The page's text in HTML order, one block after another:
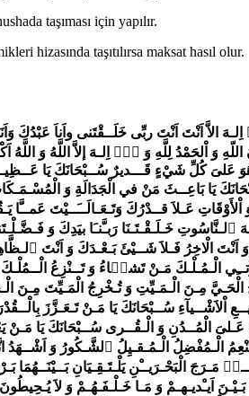
taşıması için yapılır.
hizasında taşıtılırsa maksat hasıl olur.
جَمِيعِ الْوَرى سُــبْحَانَكَ يَا مَـنْ تَرَدّى بِالْـوَقَارِ وَ الْكِـبْريـۤاءِ سُــبْحَانَكَ يَا مَالِـكَ جَمِيــعِ اْلاَشْــيآءِ سُــبْحَانَكَ يَا مَـنْ تَـعَـزَّزَ بِالْــقُدْرَةِ وَ الْعُـلى سُــبْحَانَـكَ يَا مَـنْ يَـعْـلَمُ مَـا في ٱلضَّـوَاحِي ٱلسَّــبْــعِ وَ الْحُـسْـنى وَ يَا مَـنْ يَـعْـلَـمُ مـَا يَـتَــلَـجْلَــجُ في ٱلصُّدُورِ وَ اْلاَحْـشآءِ سُــبْحَانَكَ يَا مَـنْ شَرَّفَ الْــعَرُوضَ عَـلىَ الْمُــدُنِ وَ الْـقُــرى سُــبْحَانَكَ يَا مَـنْ يَعْـلَمُ مـَا تَـحْتَ الْجَـبوُبِ وَ الـثَّــرى سُــبْحَانَكَ يَا مَـنْ تَـعَالى وَ لَـطُــفَ عَـنْ أَنْ يُـرى تَـبـَارَكْتَ رَبــَّنَا وَ تَـعَالَــيْتَ لاَ رَبَّ غَــيْـرُكَ وَ لاَ قَاهِـرَ سِـوَاكَ ٱللَّهُمَّ اَنْتَ الْمُـنْعِمُ الْـمُفْضِلُ الْـمُـقـيِلُ ٱلشَّـكُورُ وَ اَشْــهَدُ انَّكَ اَنْتَ اللَّهُ ٱلَّذى لاۤ اِلـهَ الاَّ اَنْتَ اَنْتَ رَبـّى وَ رَبُّ كُـلِّ شَـْئٍ فَاطِــرُ ٱلسَّـــمـوَاتِ وَ اْلاَرْضِ عَالِـمُ الْـغَــيْبِ وَ ٱلشَّــهَادَةِ الْـعَلِيُّ الْكَــبيرُ الْــمُتَعَالِ {طــسۤـمۤ طـــسۤ مَـرَجَ الْبَحْـرَيــْنِ يَلْـتَـقِـيَانِ بَــيْنَــهُمَا بَـرْزَخٌ لاَ يَــبْغِــيَانِ} اللَّهُ لاۤ اِلـهَ اِلاَّ هُـوَ الْـحَىُّ الْقَــيُّومُ لاَ تَـاْخُذُهُ سِـنَـةٌ وَ لاَ نَـوْمٌ لَهُ مَـا في ٱلسَّـمـوَاتِ وَ مَـا في اْلاَرْضِ مَـنْ ذَا ٱلَّذى يَشْــفَــعُ عِـنْـدَهُ الاَّ بِاِذْنِـه يَـعْـلَمُ مَا بَـيْـنَ اَيـْديـهِـمْ وَ مَـا خَـلْـفَـهُـمْ وَ لاَ يُـحِيطُونَ بِشَىْءٍ مِنْ عِلْمِه اِلاَّ بِمَا شَـۤاءَ وَسِـــعَ كُرْسِــيُّهُ ٱلسَّـــمـوَاتِ وَ اْلاَرْضَ وَ لاَ يَــؤُدُهُ حِفْـظُــهُـمَا وَ هُـوَ الْــعَــلِيُّ الْـعَـظِــيمُ حـمۤ حـمۤ حـمۤ حـمۤ حـمۤ حـمۤ حـمۤ حُـمَّ اْلاَمـْـرُ وَ جـۤاءَ ٱلــنَّـصْــرُ فَعَلَــيْنَا لاَ يُنْصَــروُنَ حـمۤ تَـنْـزيلُ الْكِتَابِ مِنَ ٱللّهِ الْـعَـزيزِ الْـعَلِيـمِ غَافِرِ ٱلـذَّنـــْبِ وَ قَابِلِ ٱلـتَّــوْبِ شَـديدِ الْـعِـقَابِ ذى ٱلـطَّـــوْلِ لاۤ اِلـهَ اِلاَّ هُـوَ اِلَيْهِ الْـمَصِيـرُ يَـفْـعَـلُ ٱللَّهُ ماَ يَشـۤاءُ بِـقُدْرَتـِه وَيــَحْكُمُ مَا يُريدُ